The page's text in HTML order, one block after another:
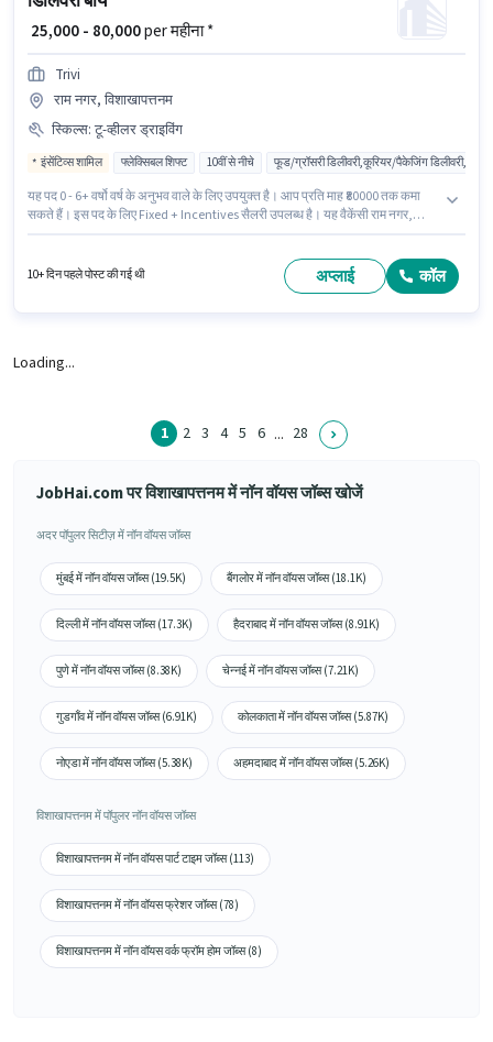
₹ 25,000 - 80,000per महीना *
Trivi
राम नगर, विशाखापत्तनम
स्किल्स: टू-व्हीलर ड्राइविंग
इंसेंटिव्स शामिल फ्लेक्सिबल शिफ्ट 10वीं से नीचे फूड/ग्रॉसरी डिलीवरी,कूरियर/पैकेजिंग डिलीवरी,ई-
यह पद 0 - 6+ वर्षो वर्ष के अनुभव वाले के लिए उपयुक्त है। आप प्रति माह ₹80000 तक कमा
सकते हैं। इस पद के लिए Fixed + Incentives सैलरी उपलब्ध है। यह वैकेंसी राम नगर,
भूमिका के लिए उम्मीदवार के पास टू-व्हीलर ड्राइविंग होना अनिवार्य है।
10+ दिन पहले पोस्ट की गई थी अप्लाई कॉल
Loading...
1 2 3 4 5 6 ... 28
JobHai.com पर विशाखापत्तनम में नॉन वॉयस जॉब्स खोजें
अदर पॉपुलर सिटीज़ में नॉन वॉयस जॉब्स
मुंबई में नॉन वॉयस जॉब्स (19.5K) बैंगलोर में नॉन वॉयस जॉब्स (18.1K)
दिल्ली में नॉन वॉयस जॉब्स (17.3K) हैदराबाद में नॉन वॉयस जॉब्स (8.91K)
पुणे में नॉन वॉयस जॉब्स (8.38K) चेन्नई में नॉन वॉयस जॉब्स (7.21K)
गुडगाँव में नॉन वॉयस जॉब्स (6.91K) कोलकाता में नॉन वॉयस जॉब्स (5.87K)
नोएडा में नॉन वॉयस जॉब्स (5.38K) अहमदाबाद में नॉन वॉयस जॉब्स (5.26K)
विशाखापत्तनम में पॉपुलर नॉन वॉयस जॉब्स
विशाखापत्तनम में नॉन वॉयस पार्ट टाइम जॉब्स (113)
विशाखापत्तनम में नॉन वॉयस फ्रेशर जॉब्स (78)
विशाखापत्तनम में नॉन वॉयस वर्क फ्रॉम होम जॉब्स (8)